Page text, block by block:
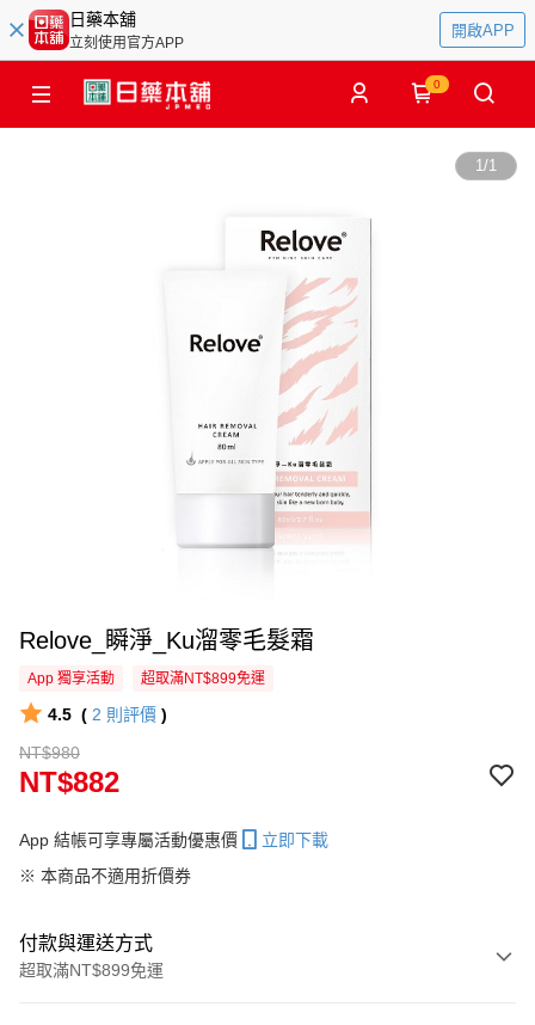
日藥本舖
立刻使用官方APP
開啟APP
0
1/1
Relove_瞬淨_Ku溜零毛髮霜
App 獨享活動 超取滿NT$899免運
4.5 ( 2 則評價 )
NT$980
NT$882
App 結帳可享專屬活動優惠價
立即下載
※ 本商品不適用折價券
付款與運送方式
超取滿NT$899免運